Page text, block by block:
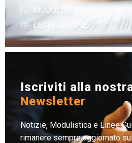
MODULISTICA
LEGISLAZIONE
Iscriviti alla
Newsletter
Notizie, Modulistica e Linee
rimanere sempre aggiornato